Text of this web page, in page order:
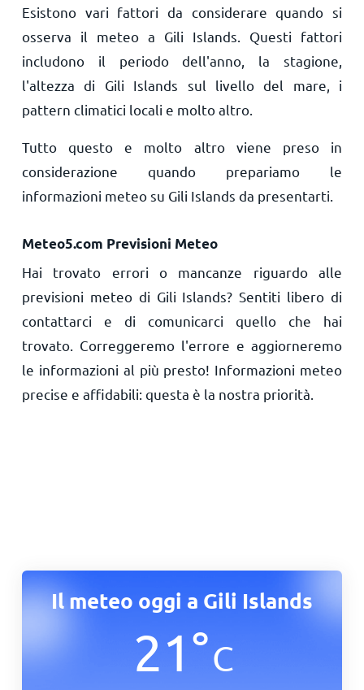
Esistono vari fattori da considerare quando si
osserva il meteo a Gili Islands. Questi fattori
includono il periodo dell'anno, la stagione,
l'altezza di Gili Islands sul livello del mare, i
pattern climatici locali e molto altro.
Tutto questo e molto altro viene preso in
considerazione quando prepariamo le
informazioni meteo su Gili Islands da presentarti.
Meteo5.com Previsioni Meteo
Hai trovato errori o mancanze riguardo alle
previsioni meteo di Gili Islands? Sentiti libero di
contattarci e di comunicarci quello che hai
trovato. Correggeremo l'errore e aggiorneremo
le informazioni al più presto! Informazioni meteo
precise e affidabili: questa è la nostra priorità.
Il meteo oggi a Gili Islands
21°C